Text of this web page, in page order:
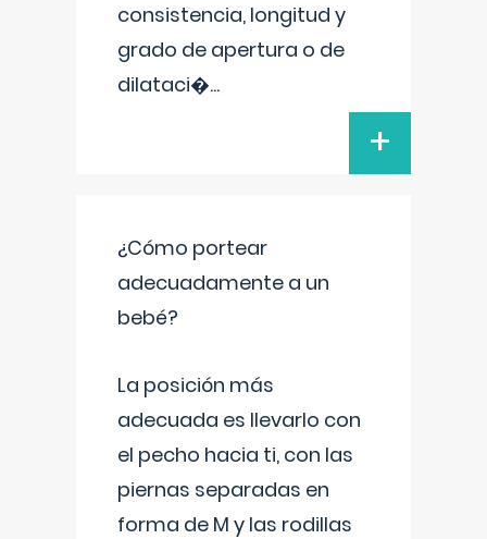
consistencia, longitud y
grado de apertura o de
dilataci�...
+
¿Cómo portear
adecuadamente a un
bebé?
La posición más
adecuada es llevarlo con
el pecho hacia ti, con las
piernas separadas en
forma de M y las rodillas